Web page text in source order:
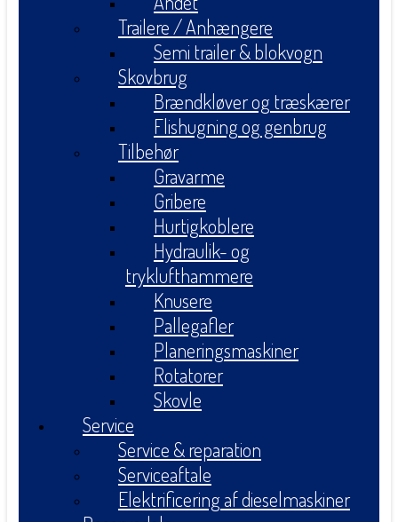
Trailere / Anhængere
Semi trailer & blokvogn
Skovbrug
Brændkløver og træskærer
Flishugning og genbrug
Tilbehør
Gravarme
Gribere
Hurtigkoblere
Hydraulik- og
tryklufthammere
Knusere
Pallegafler
Planeringsmaskiner
Rotatorer
Skovle
Service
Service & reparation
Serviceaftale
Elektrificering af dieselmaskiner